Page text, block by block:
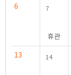
6 7
휴관
13 14